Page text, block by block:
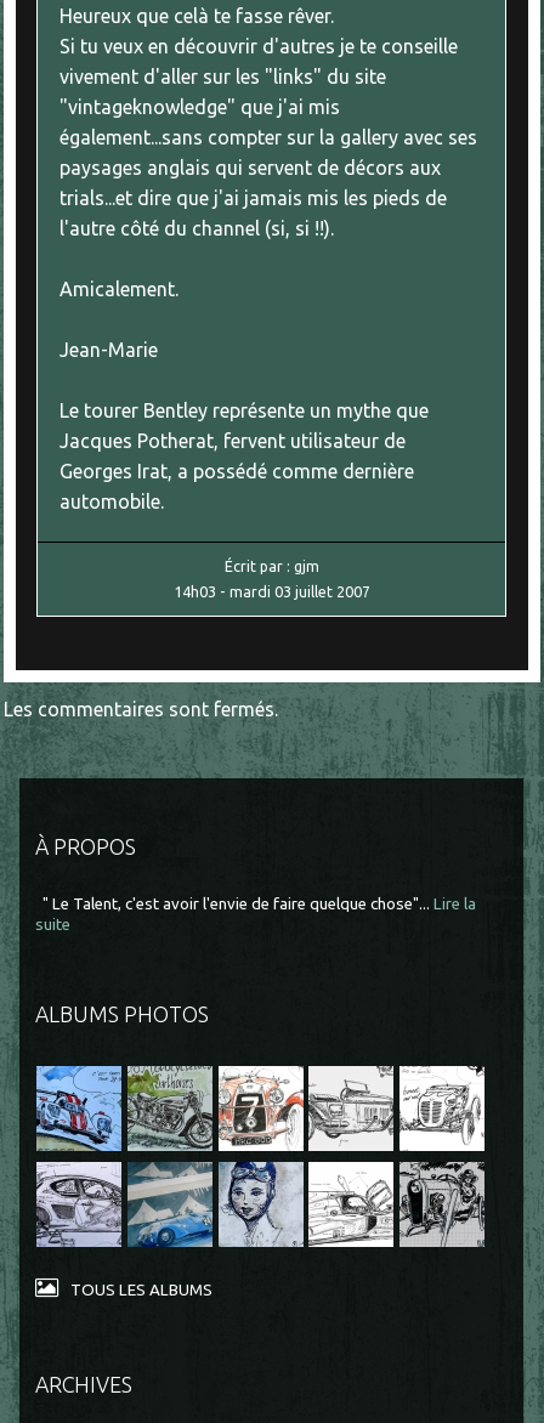
À PROPOS
" Le Talent, c'est avoir l'envie de faire quelque chose"... Lire la
suite
ALBUMS PHOTOS
TOUS LES ALBUMS
ARCHIVES
Heureux que celà te fasse rêver.
Si tu veux en découvrir d'autres je te conseille
vivement d'aller sur les "links" du site
"vintageknowledge" que j'ai mis
également...sans compter sur la gallery avec ses
paysages anglais qui servent de décors aux
trials...et dire que j'ai jamais mis les pieds de
l'autre côté du channel (si, si !!).
Amicalement.
Jean-Marie
Le tourer Bentley représente un mythe que
Jacques Potherat, fervent utilisateur de
Georges Irat, a possédé comme dernière
automobile.
Écrit par : gjm
14h03 - mardi 03 juillet 2007
Les commentaires sont fermés.